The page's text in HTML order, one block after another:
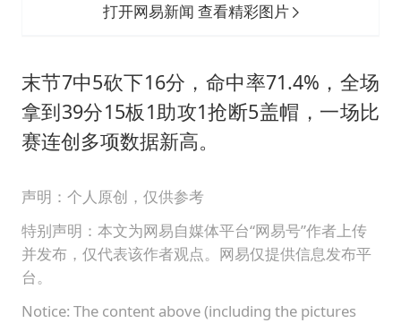
打开网易新闻 查看精彩图片
末节7中5砍下16分，命中率71.4%，全场
拿到39分15板1助攻1抢断5盖帽，一场比
赛连创多项数据新高。
声明：个人原创，仅供参考
特别声明：本文为网易自媒体平台“网易号”作者上传
并发布，仅代表该作者观点。网易仅提供信息发布平
台。
Notice: The content above (including the pictures